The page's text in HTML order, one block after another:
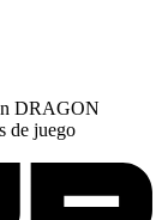
DRAGON
de juego